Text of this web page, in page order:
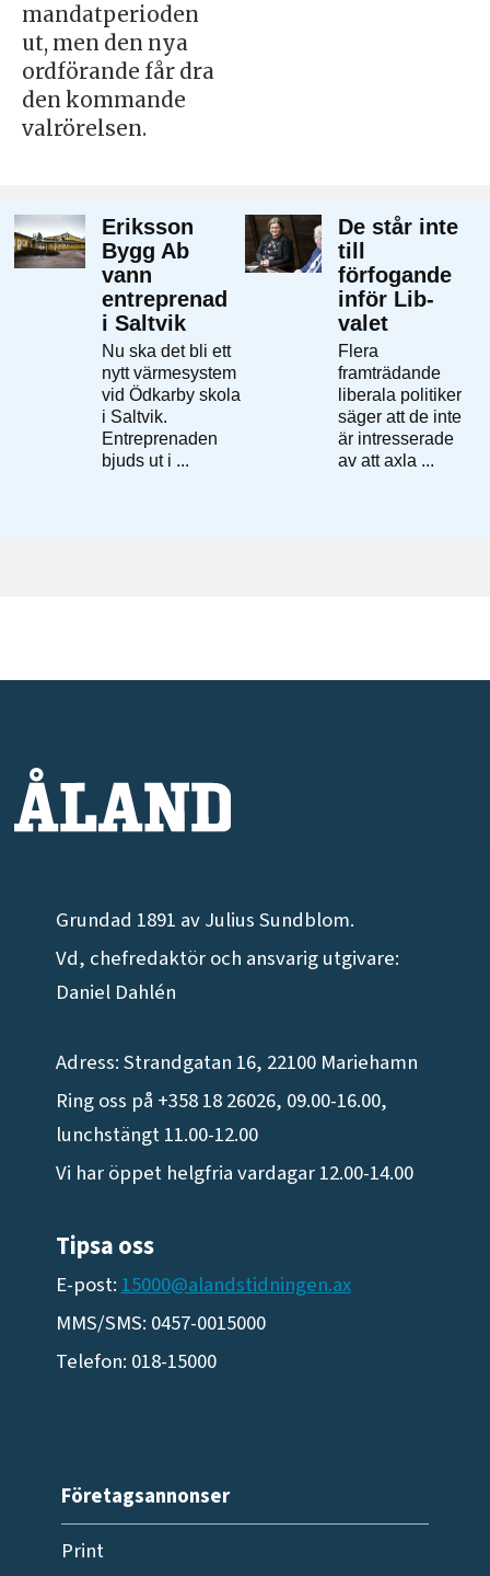
mandatperioden
ut, men den nya
ordförande får dra
den kommande
valrörelsen.
Grundad 1891 av Julius Sundblom.
Vd, chefredaktör och ansvarig utgivare:
Daniel Dahlén
Adress: Strandgatan 16, 22100 Mariehamn
Ring oss på +358 18 26026, 09.00-16.00,
lunchstängt 11.00-12.00
Vi har öppet helgfria vardagar 12.00-14.00
Tipsa oss
E-post:15000@alandstidningen.ax
MMS/SMS: 0457-0015000
Telefon: 018-15000
Företagsannonser
Print